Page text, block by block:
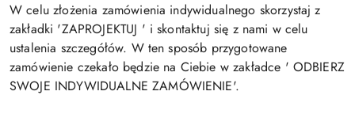
W celu złożenia zamówienia indywidualnego skorzystaj z
zakładki 'ZAPROJEKTUJ ' i skontaktuj się z nami w celu
ustalenia szczegółów. W ten sposób przygotowane
zamówienie czekało będzie na Ciebie w zakładce ' ODBIERZ
SWOJE INDYWIDUALNE ZAMÓWIENIE'.